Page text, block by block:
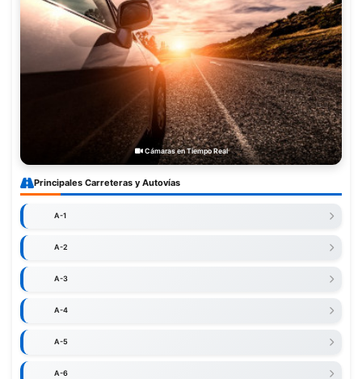
Cámaras en Tiempo Real
Principales Carreteras y Autovías
A-1
A-2
A-3
A-4
A-5
A-6